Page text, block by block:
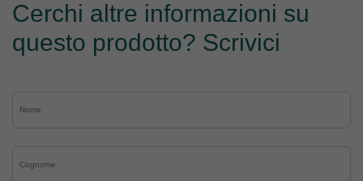
Cerchi altre informazioni su
questo prodotto? Scrivici